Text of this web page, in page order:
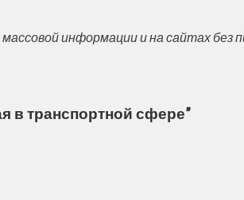
информации и на сайтах без
в транспортной сфере”